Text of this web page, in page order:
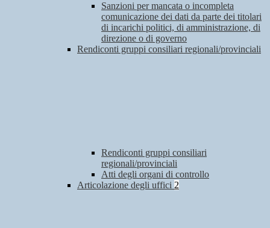
Sanzioni per mancata o incompleta
comunicazione dei dati da parte dei titolari
di incarichi politici, di amministrazione, di
direzione o di governo
Rendiconti gruppi consiliari regionali/provinciali
Rendiconti gruppi consiliari
regionali/provinciali
Atti degli organi di controllo
Articolazione degli uffici 2